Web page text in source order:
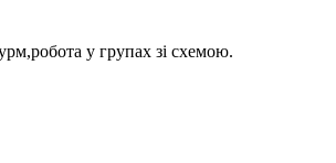
у групах зі схемою.